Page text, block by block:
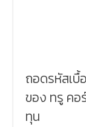
ถอดรหัสเ
ของ ทรู คอ
ทุน